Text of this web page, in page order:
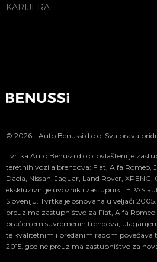
KARIJERA
© 2026 - Auto Benussi d.o.o. Sva prava
Tvrtka Auto Benussi d.o.o. ovlašteni je
teretnih vozila brendova: Fiat, Alfa Romeo,
Dacia, Nissan, Jaguar, Land Rover,
ekskluzivni je uvoznik i zastupnik LEPAS
Sloveniju. Tvrtka je osnovana u veljači
preuzima zastupništvo za Fiat, Alfa
praćenjem suvremenih trendova,
te kvalitetnim i predanim radom povećava
2015. godine preuzima zastupništvo za